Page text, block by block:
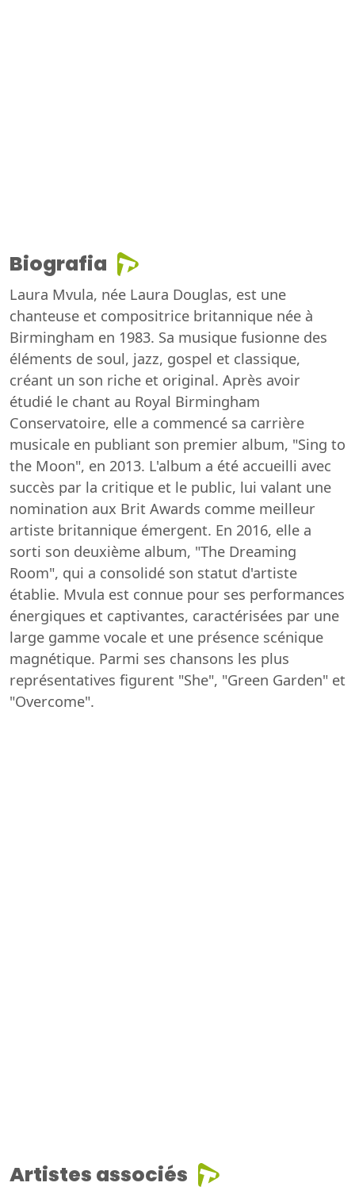
Biografia
Laura Mvula, née Laura Douglas, est une
chanteuse et compositrice britannique née à
Birmingham en 1983. Sa musique fusionne des
éléments de soul, jazz, gospel et classique,
créant un son riche et original. Après avoir
étudié le chant au Royal Birmingham
Conservatoire, elle a commencé sa carrière
musicale en publiant son premier album, "Sing to
the Moon", en 2013. L'album a été accueilli avec
succès par la critique et le public, lui valant une
nomination aux Brit Awards comme meilleur
artiste britannique émergent. En 2016, elle a
sorti son deuxième album, "The Dreaming
Room", qui a consolidé son statut d'artiste
établie. Mvula est connue pour ses performances
énergiques et captivantes, caractérisées par une
large gamme vocale et une présence scénique
magnétique. Parmi ses chansons les plus
représentatives figurent "She", "Green Garden" et
"Overcome".
Artistes associés